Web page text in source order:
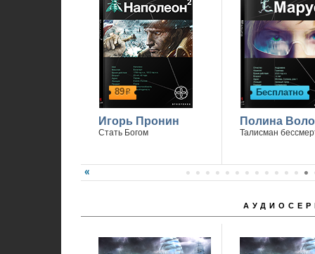
89р
Игорь Пронин
Стать Богом
Бесплатно
Полина
Талисман